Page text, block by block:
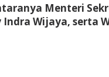
Menteri
Wijaya, serta